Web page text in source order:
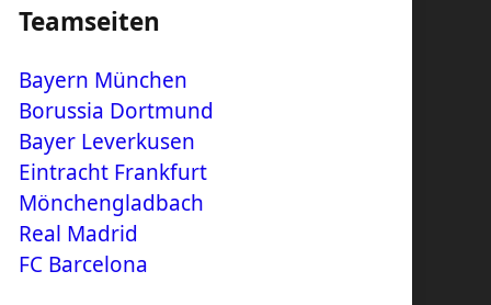
Teamseiten
Bayern München
Borussia Dortmund
Bayer Leverkusen
Eintracht Frankfurt
Mönchengladbach
Real Madrid
FC Barcelona